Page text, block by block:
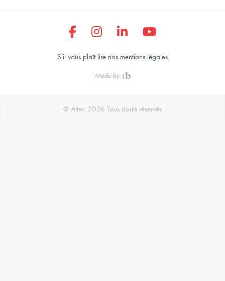
Made by
© Attec 2026 Tous dorits réservés
S'il vous plaît lire nos mentions légales